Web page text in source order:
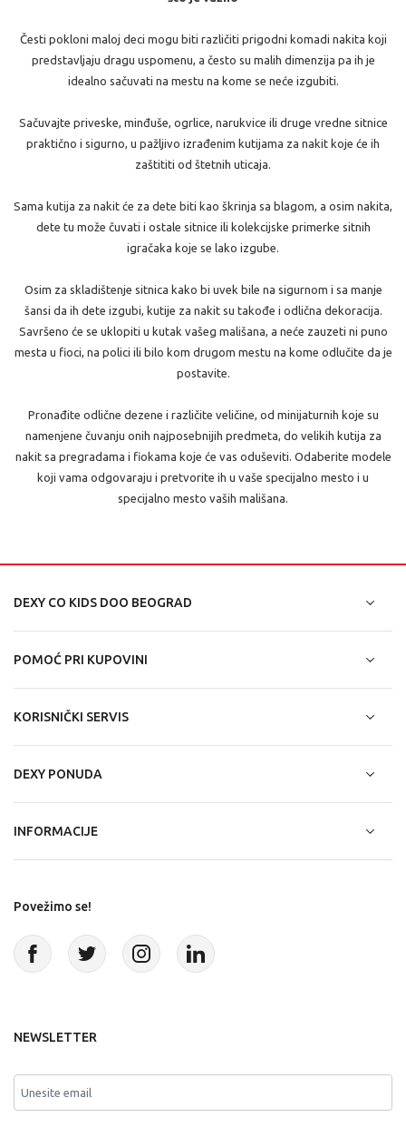
Česti pokloni maloj deci mogu biti različiti prigodni komadi nakita koji
predstavljaju dragu uspomenu, a često su malih dimenzija pa ih je
idealno sačuvati na mestu na kome se neće izgubiti.
Sačuvajte priveske, minđuše, ogrlice, narukvice ili druge vredne sitnice
praktično i sigurno, u pažljivo izrađenim kutijama za nakit koje će ih
zaštititi od štetnih uticaja.
Sama kutija za nakit će za dete biti kao škrinja sa blagom, a osim nakita,
dete tu može čuvati i ostale sitnice ili kolekcijske primerke sitnih
igračaka koje se lako izgube.
Osim za skladištenje sitnica kako bi uvek bile na sigurnom i sa manje
šansi da ih dete izgubi, kutije za nakit su takođe i odlična dekoracija.
Savršeno će se uklopiti u kutak vašeg mališana, a neće zauzeti ni puno
mesta u fioci, na polici ili bilo kom drugom mestu na kome odlučite da je
postavite.
Pronađite odlične dezene i različite veličine, od minijaturnih koje su
namenjene čuvanju onih najposebnijih predmeta, do velikih kutija za
nakit sa pregradama i fiokama koje će vas oduševiti. Odaberite modele
koji vama odgovaraju i pretvorite ih u vaše specijalno mesto i u
specijalno mesto vaših mališana.
DEXY CO KIDS DOO BEOGRAD
POMOĆ PRI KUPOVINI
KORISNIČKI SERVIS
DEXY PONUDA
INFORMACIJE
Povežimo se!
NEWSLETTER